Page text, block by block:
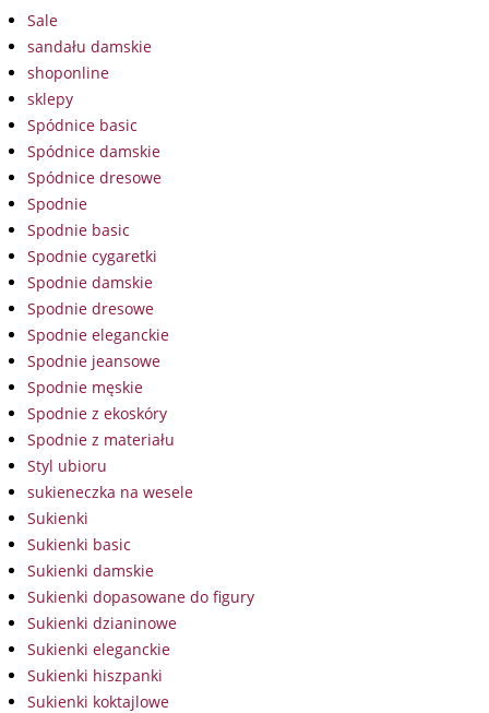
Sale
sandału damskie
shoponline
sklepy
Spódnice basic
Spódnice damskie
Spódnice dresowe
Spodnie
Spodnie basic
Spodnie cygaretki
Spodnie damskie
Spodnie dresowe
Spodnie eleganckie
Spodnie jeansowe
Spodnie męskie
Spodnie z ekoskóry
Spodnie z materiału
Styl ubioru
sukieneczka na wesele
Sukienki
Sukienki basic
Sukienki damskie
Sukienki dopasowane do figury
Sukienki dzianinowe
Sukienki eleganckie
Sukienki hiszpanki
Sukienki koktajlowe